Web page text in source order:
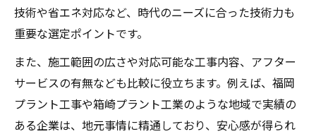
オンライン情報を活用したプラント工事選
び
施工会社の問い合わせ時に確認するポイン
ト
効率よく信頼できるプラント工事業者を探
す方法
技術や省エネ対応など、時代のニーズに合った技術力も
重要な選定ポイントです。
また、施工範囲の広さや対応可能な工事内容、アフター
サービスの有無なども比較に役立ちます。例えば、福岡
プラント工事や箱崎プラント工業のような地域で実績の
ある企業は、地元事情に精通しており、安心感が得られ